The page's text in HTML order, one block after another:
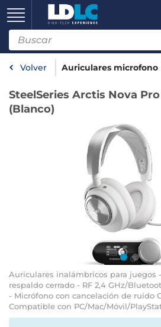
Volver Auriculares microfono
SteelSeries Arctis Nova
(Blanco)
Auriculares inalámbricos para juegos
respaldo cerrado - RF 2,4 GHz/
- Micrófono con cancelación de ruido
Compatible con PC/Mac/Móvil/